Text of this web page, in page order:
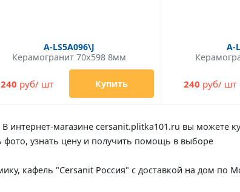
A-LS5A096\J
Керамогранит 70x598 8мм
240 руб/ шт Купить
A-
240 руб/ шт
интернет-магазине cersanit.plitka101.ru вы можете
фото, узнать цену и получить помощь в выборе
кафель "Cersanit Россия" с доставкой на дом по